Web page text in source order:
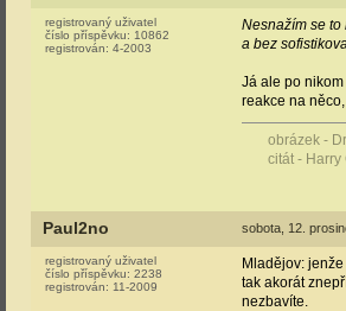
registrovaný uživatel
číslo příspěvku: 10862
registrován: 4-2003
Nesnažím se
a bez
Já ale po
reakce na
obrázek -
citát -
Paul2no sobota, 12.
registrovaný uživatel
číslo příspěvku: 2238
registrován: 11-2009
Mladějov:
tak akorát
nezbavíte.